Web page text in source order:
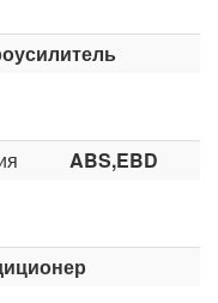
ABS,EBD